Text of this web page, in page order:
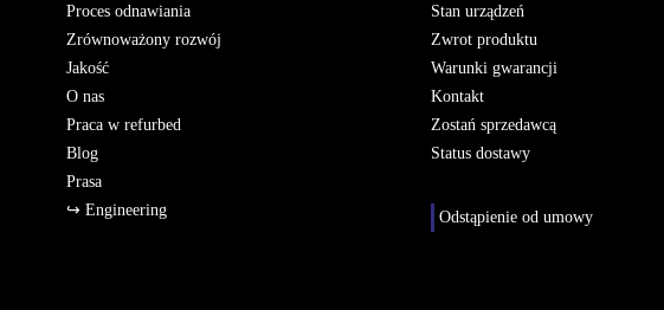
Proces odnawiania
Zrównoważony rozwój
Jakość
O nas
Praca w refurbed
Blog
Prasa
↪ Engineering
Stan urządzeń
Zwrot produktu
Warunki gwarancji
Kontakt
Zostań sprzedawcą
Status dostawy
Odstąpienie od umowy